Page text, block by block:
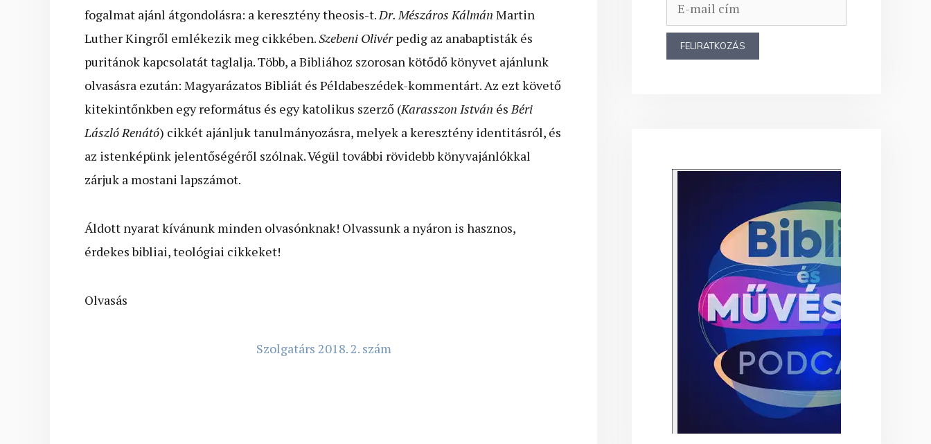
fogalmat ajánl átgondolásra: a keresztény theosis-t. Dr. Mészáros Kálmán Martin
Luther Kingről emlékezik meg cikkében.Szebeni Olivérpedig az anabaptisták és
puritánok kapcsolatát taglalja. Több, a Bibliához szorosan kötődő könyvet ajánlunk
olvasásra ezután: Magyarázatos Bibliát és Példabeszédek-kommentárt. Az ezt követő
kitekintőnkben egy református és egy katolikus szerző (Karasszon István és Béri
László Renátó) cikkét ajánljuk tanulmányozásra, melyek a keresztény identitásról, és
az istenképünk jelentőségéről szólnak. Végül további rövidebb könyvajánlókkal
zárjuk a mostani lapszámot.
Áldott nyarat kívánunk minden olvasónknak! Olvassunk a nyáron is hasznos,
érdekes bibliai, teológiai cikkeket!
Olvasás
Szolgatárs 2018. 2. szám